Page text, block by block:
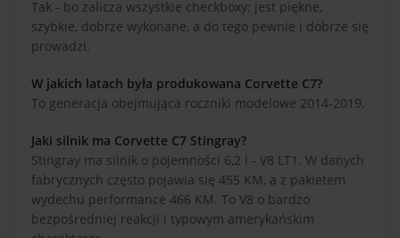
Tak - bo zalicza wszystkie checkboxy: jest piękne,
szybkie, dobrze wykonane, a do tego pewnie i dobrze się
prowadzi.
W jakich latach była produkowana Corvette C7?
To generacja obejmująca roczniki modelowe 2014-2019.
Jaki silnik ma Corvette C7 Stingray?
Stingray ma silnik o pojemności 6,2 l - V8 LT1. W danych
fabrycznych często pojawia się 455 KM, a z pakietem
wydechu performance 466 KM. To V8 o bardzo
bezpośredniej reakcji i typowym amerykańskim